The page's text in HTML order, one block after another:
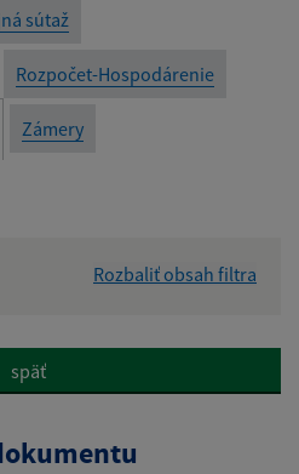
sútaž
Rozpočet-Hospodárenie
Zámery
Rozbaliť obsah filtra
späť